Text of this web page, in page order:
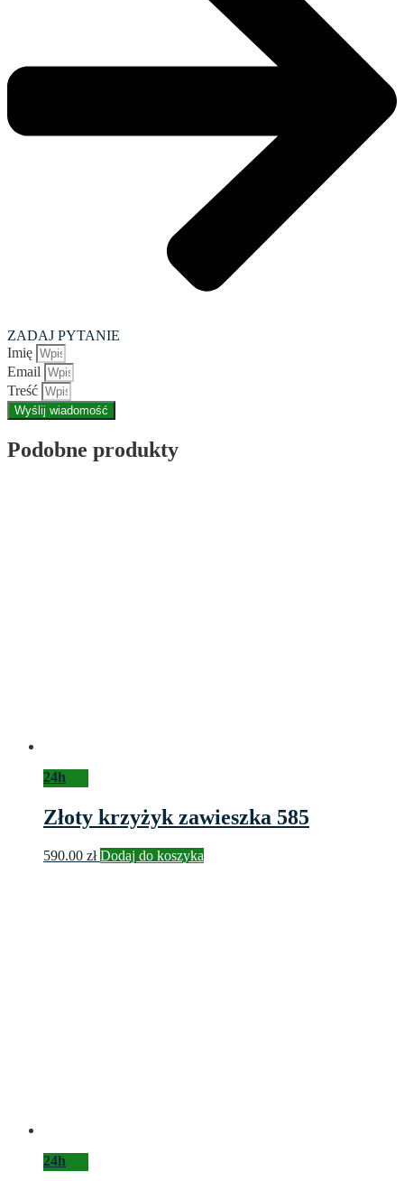
ZADAJ PYTANIE
Imię
Email
Treść
Wyślij wiadomość
Podobne produkty
24h
Złoty krzyżyk zawieszka 585
590.00 zł Dodaj do koszyka
24h